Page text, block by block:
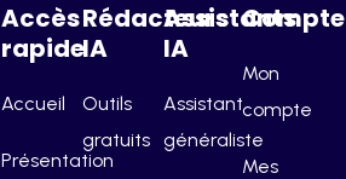
Accès
rapide
Accueil
Présentation
Rédacteurs
IA
Outils
gratuits
Assistants
IA
Assistant
généraliste
Compte
Mon
compte
Mes